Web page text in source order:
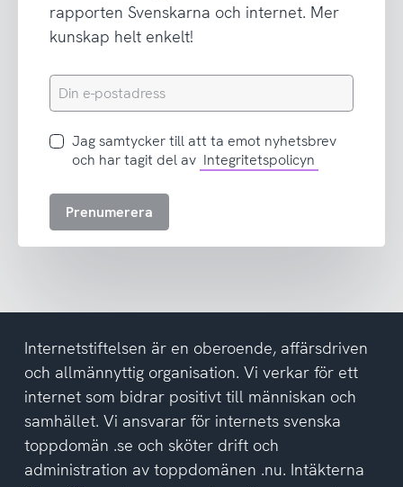
rapporten Svenskarna och internet. Mer
kunskap helt enkelt!
Din
e-
Jag
samtycker
att
del
av
integritetspolicyn
Jag samtycker till att ta emot nyhetsbrev
och har tagit del av Integritetspolicyn
Prenumerera
Internetstiftelsen är en oberoende, affärsdriven
och allmännyttig organisation. Vi verkar för ett
internet som bidrar positivt till människan och
samhället. Vi ansvarar för internets svenska
toppdomän .se och sköter drift och
administration av toppdomänen .nu. Intäkterna